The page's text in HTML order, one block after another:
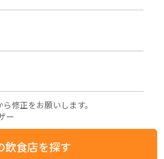
ら修正をお願いします。
ー
飲食店を探す